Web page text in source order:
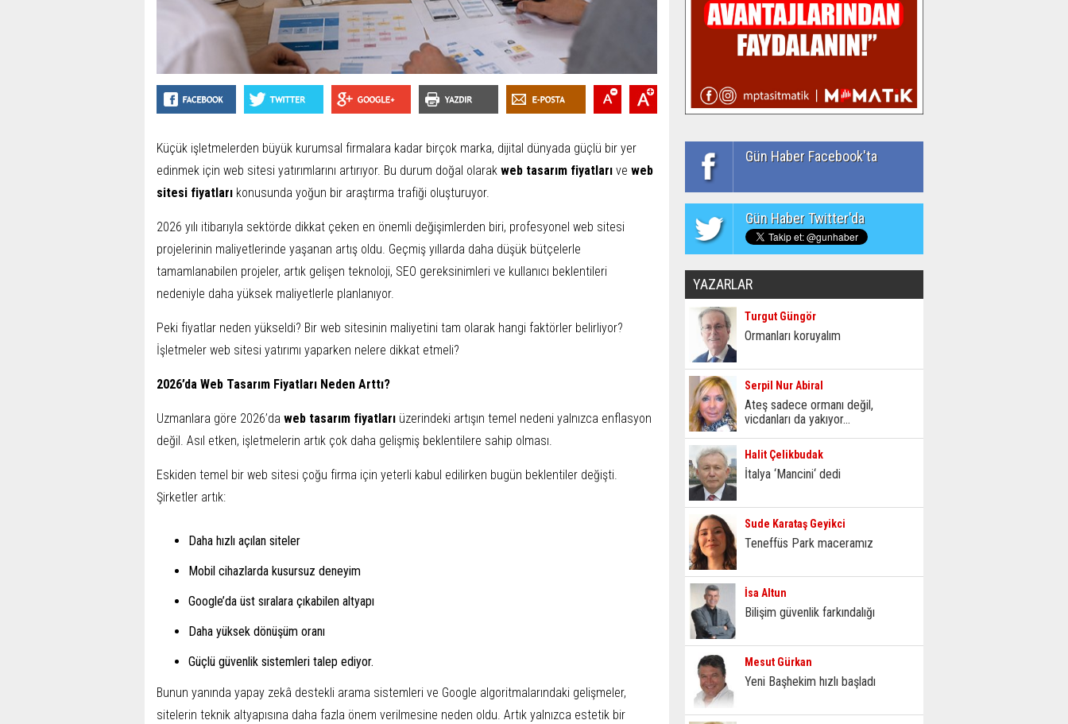
Küçük işletmelerden büyük kurumsal firmalara kadar birçok marka, dijital dünyada güçlü bir yer
edinmek için web sitesi yatırımlarını artırıyor. Bu durum doğal olarak web tasarım fiyatları ve web
sitesi fiyatları konusunda yoğun bir araştırma trafiği oluşturuyor.
2026 yılı itibarıyla sektörde dikkat çeken en önemli değişimlerden biri, profesyonel web sitesi
projelerinin maliyetlerinde yaşanan artış oldu. Geçmiş yıllarda daha düşük bütçelerle
tamamlanabilen projeler, artık gelişen teknoloji, SEO gereksinimleri ve kullanıcı beklentileri
nedeniyle daha yüksek maliyetlerle planlanıyor.
Peki fiyatlar neden yükseldi? Bir web sitesinin maliyetini tam olarak hangi faktörler belirliyor?
İşletmeler web sitesi yatırımı yaparken nelere dikkat etmeli?
2026’da Web Tasarım Fiyatları Neden Arttı?
Uzmanlara göre 2026’da web tasarım fiyatları üzerindeki artışın temel nedeni yalnızca enflasyon
değil. Asıl etken, işletmelerin artık çok daha gelişmiş beklentilere sahip olması.
Eskiden temel bir web sitesi çoğu firma için yeterli kabul edilirken bugün beklentiler değişti.
Şirketler artık:
Daha hızlı açılan siteler
Mobil cihazlarda kusursuz deneyim
Google’da üst sıralara çıkabilen altyapı
Daha yüksek dönüşüm oranı
Güçlü güvenlik sistemleri talep ediyor.
Bunun yanında yapay zekâ destekli arama sistemleri ve Google algoritmalarındaki gelişmeler,
sitelerin teknik altyapısına daha fazla önem verilmesine neden oldu. Artık yalnızca estetik bir
Gün Haber Facebook'ta
Gün Haber Twitter'da
YAZARLAR
Turgut Güngör
Ormanları koruyalım
Serpil Nur Abiral
Ateş sadece ormanı değil,
vicdanları da yakıyor...
Halit Çelikbudak
İtalya ‘Mancini‘ dedi
Sude Karataş Geyikci
Teneffüs Park maceramız
İsa Altun
Bilişim güvenlik farkındalığı
Mesut Gürkan
Yeni Başhekim hızlı başladı